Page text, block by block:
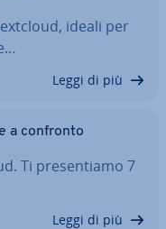
ideali per
Leggi di più
a confronto
Ti pre­sen­tia­mo 7
Leggi di più